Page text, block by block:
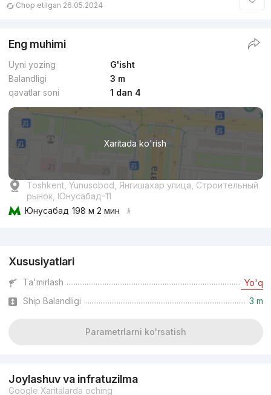
Chop etilgan 26.05.2024
Eng muhimi
Uyni yozing
G'isht
Balandligi
3 m
qavatlar soni
1 dan 4
Xaritada ko'rish
Toshkent, Yunusobod, Янгишахар улица, Строительный
рынок, Юнусабад-11
Юнусабад 198 м 2 мин
Xususiyatlari
Ta'mirlash Yo'q
Ship Balandligi 3 m
Parametrlarni ko'rsatish
Joylashuv va infratuzilma
Google Xaritalarda oching